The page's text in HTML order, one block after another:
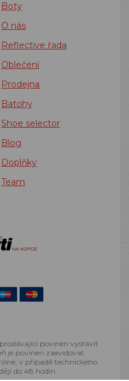
Boty
O nás
Reflective řada
Oblečení
Prodejna
Batohy
Shoe selector
Blog
Doplňky
Team
povinen vystavit
je povinen zaevidovat
v případě technického
do 48 hodin.